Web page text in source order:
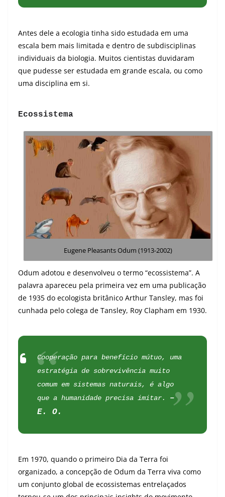
Antes dele a ecologia tinha sido estudada em uma
escala bem mais limitada e dentro de subdisciplinas
individuais da biologia. Muitos cientistas duvidaram
que pudesse ser estudada em grande escala, ou como
uma disciplina em si.
Ecossistema
Eugene Pleasants Odum (1913-2002)
Odum adotou e desenvolveu o termo “ecossistema”. A
palavra apareceu pela primeira vez em uma publicação
de 1935 do ecologista britânico Arthur Tansley, mas foi
cunhada pelo colega de Tansley, Roy Clapham em 1930.
Cooperação para benefício mútuo, uma
estratégia de sobrevivência muito
comum em sistemas naturais, é algo
que a humanidade precisa imitar. –
E. O.
Em 1970, quando o primeiro Dia da Terra foi
organizado, a concepção de Odum da Terra viva como
um conjunto global de ecossistemas entrelaçados